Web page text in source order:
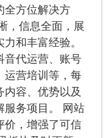
全方位解决方
，信息全面，展
和丰富经验。
音代运营、账号
运营培训等，每
容、优势以及
服务项目。 网站
价，增强了可信